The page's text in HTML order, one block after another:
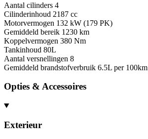
Aantal cilinders 4
Cilinderinhoud 2187 cc
Motorvermogen 132 kW (179 PK)
Gemiddeld bereik 1230 km
Koppelvermogen 380 Nm
Tankinhoud 80L
Aantal versnellingen 8
Gemiddeld brandstofverbruik 6.5L per 100km
Opties & Accessoires
Exterieur